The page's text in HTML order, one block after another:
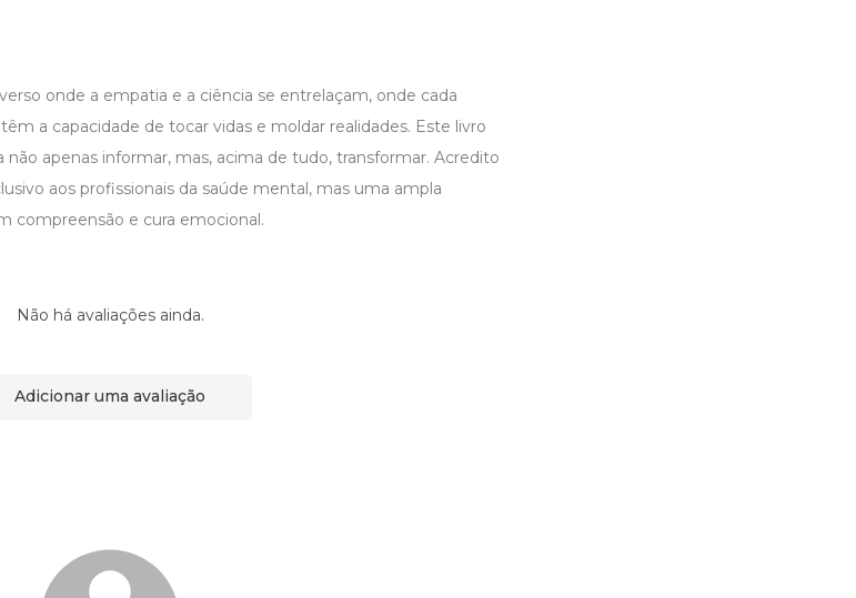
onde a empatia e a ciência se entrelaçam, onde cada
a capacidade de tocar vidas e moldar realidades. Este livro
apenas informar, mas, acima de tudo, transformar. Acredito
aos profissionais da saúde mental, mas uma ampla
compreensão e cura emocional.
Não há avaliações ainda.
Adicionar uma avaliação